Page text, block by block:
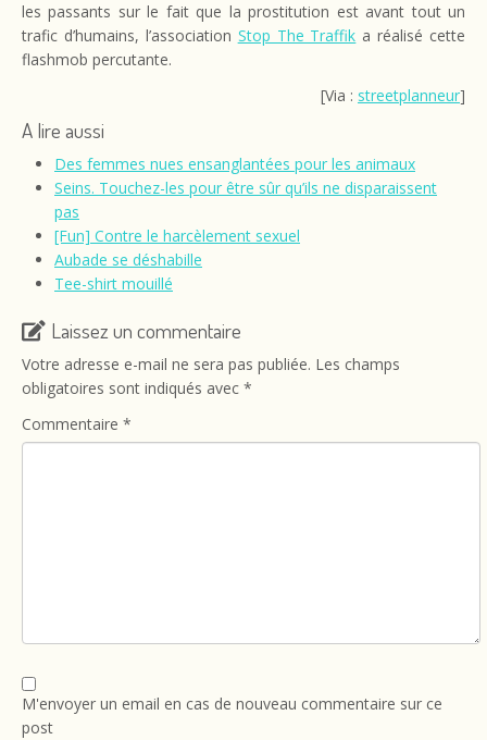
les passants sur le fait que la prostitution est avant tout un
trafic d’humains, l’association Stop The Traffik a réalisé cette
flashmob percutante.
[Via : streetplanneur]
A lire aussi
Des femmes nues ensanglantées pour les animaux
Seins. Touchez-les pour être sûr qu’ils ne disparaissent
pas
[Fun] Contre le harcèlement sexuel
Aubade se déshabille
Tee-shirt mouillé
Laissez un commentaire
Votre adresse e-mail ne sera pas publiée. Les champs
obligatoires sont indiqués avec *
Commentaire *
M'envoyer un email en cas de nouveau commentaire sur ce
post